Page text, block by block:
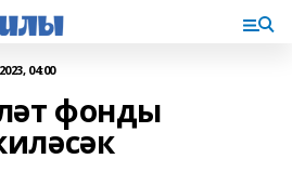
04:00
фонды